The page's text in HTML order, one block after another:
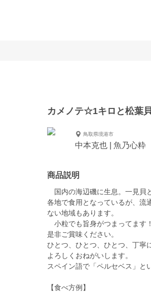
カメノテ☆1キロと松葉
鳥取県境港市
中本克也 | 魚乃心粋
商品説明
国内の海辺磯に生息。一見貝
各地で食用となっているが、流
ない地域もあります。
小粒でも旨身がつまってます！
是非ご賞味ください。
ひとつ、ひとつ、ひとつ、丁寧
よろしくおねがいします。
スペイン語で「ペルセベス」と
【食べ方例】